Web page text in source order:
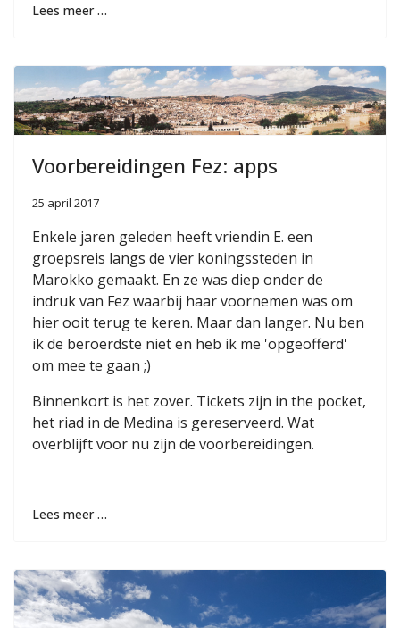
Lees meer …
Voorbereidingen Fez: apps
25 april 2017
Enkele jaren geleden heeft vriendin E. een
groepsreis langs de vier koningssteden in
Marokko gemaakt. En ze was diep onder de
indruk van Fez waarbij haar voornemen was om
hier ooit terug te keren. Maar dan langer. Nu ben
ik de beroerdste niet en heb ik me 'opgeofferd'
om mee te gaan ;)
Binnenkort is het zover. Tickets zijn in the pocket,
het riad in de Medina is gereserveerd. Wat
overblijft voor nu zijn de voorbereidingen.
Lees meer …